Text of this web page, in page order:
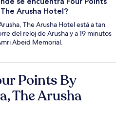
Arusha Hotel?
The Arusha Hotel está a tan
del reloj de Arusha y a 19 minutos
Abeid Memorial.
Points By
The Arusha